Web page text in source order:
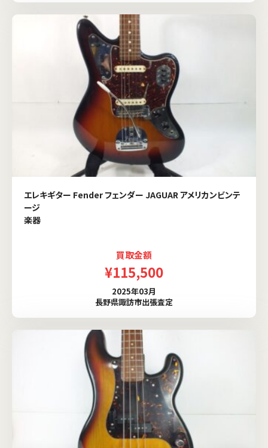
エレキギター Fender フェンダー JAGUAR アメリカンビンテ
ージ
楽器
買取金額
¥115,500
2025年03月
長野県諏訪市出張査定